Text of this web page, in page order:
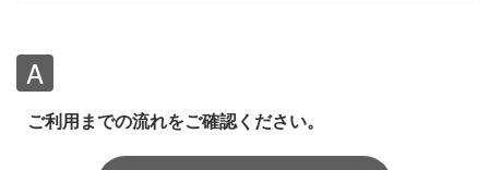
ご利用までの流れをご確認ください。